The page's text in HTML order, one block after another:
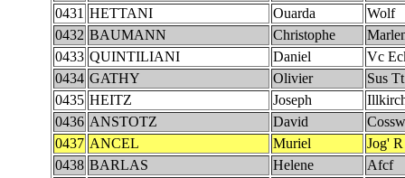
0431 HETTANI Ouarda
Wolf
0432 BAUMANN Christophe
0433 QUINTILIANI Daniel
Vc
0434 GATHY Olivier
Sus Tt
0435 HEITZ Joseph
0436 ANSTOTZ David
0437 ANCEL Muriel
Jog'
0438 BARLAS Helene Afcf